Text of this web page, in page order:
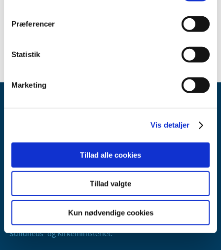
Præferencer
Statistik
Marketing
Vis detaljer
Tillad alle cookies
Tillad valgte
Kun nødvendige cookies
Axel Heides Gade 1
Email:dkma@dkma.dk
Sundheds- og Kirkeministeriet.